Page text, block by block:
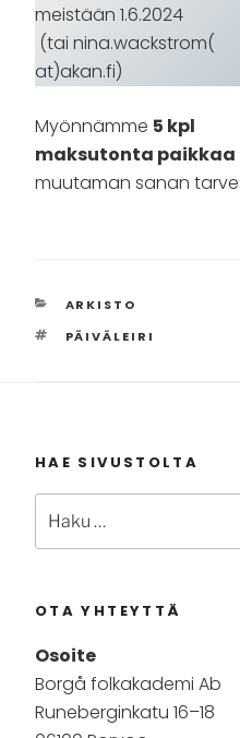
meistään 1.6.2024
(tai nina.wackstrom(
at)akan.fi)
Myönnämme 5 kpl
maksutonta paikkaa
muutaman sanan
KATEGORIAT
ARKISTO
AVAINSANAT
PÄIVÄLEIRI
HAE SIVUSTOLTA
OTA YHTEYTTÄ
Osoite
Borgå folkakademi Ab
Runeberginkatu 16–18